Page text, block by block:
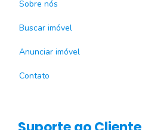
Sobre nós
Buscar imóvel
Anunciar imóvel
Contato